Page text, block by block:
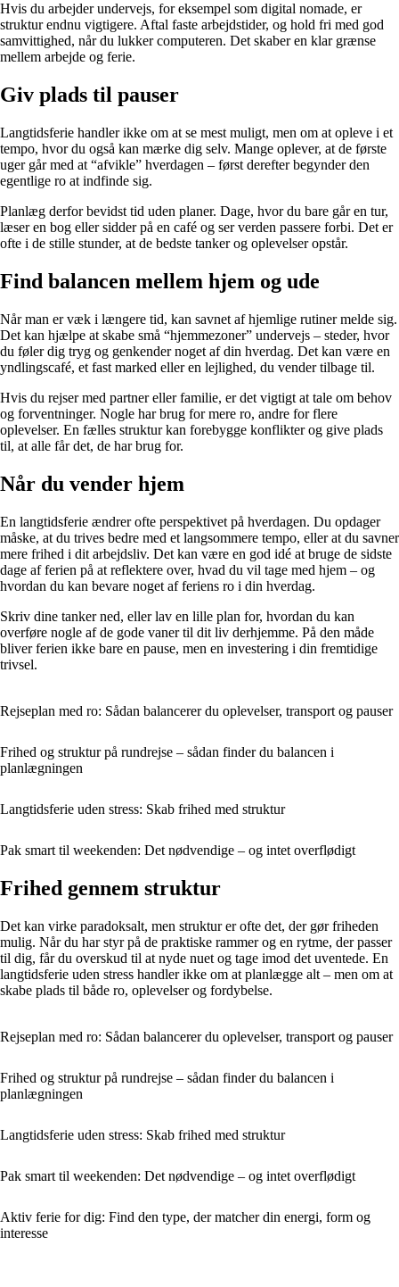
Hvis du arbejder undervejs, for eksempel som digital nomade, er
struktur endnu vigtigere. Aftal faste arbejdstider, og hold fri med god
samvittighed, når du lukker computeren. Det skaber en klar grænse
mellem arbejde og ferie.
Giv plads til pauser
Langtidsferie handler ikke om at se mest muligt, men om at opleve i et
tempo, hvor du også kan mærke dig selv. Mange oplever, at de første
uger går med at “afvikle” hverdagen – først derefter begynder den
egentlige ro at indfinde sig.
Planlæg derfor bevidst tid uden planer. Dage, hvor du bare går en tur,
læser en bog eller sidder på en café og ser verden passere forbi. Det er
ofte i de stille stunder, at de bedste tanker og oplevelser opstår.
Find balancen mellem hjem og ude
Når man er væk i længere tid, kan savnet af hjemlige rutiner melde sig.
Det kan hjælpe at skabe små “hjemmezoner” undervejs – steder, hvor
du føler dig tryg og genkender noget af din hverdag. Det kan være en
yndlingscafé, et fast marked eller en lejlighed, du vender tilbage til.
Hvis du rejser med partner eller familie, er det vigtigt at tale om behov
og forventninger. Nogle har brug for mere ro, andre for flere
oplevelser. En fælles struktur kan forebygge konflikter og give plads
til, at alle får det, de har brug for.
Når du vender hjem
En langtidsferie ændrer ofte perspektivet på hverdagen. Du opdager
måske, at du trives bedre med et langsommere tempo, eller at du savner
mere frihed i dit arbejdsliv. Det kan være en god idé at bruge de sidste
dage af ferien på at reflektere over, hvad du vil tage med hjem – og
hvordan du kan bevare noget af feriens ro i din hverdag.
Skriv dine tanker ned, eller lav en lille plan for, hvordan du kan
overføre nogle af de gode vaner til dit liv derhjemme. På den måde
bliver ferien ikke bare en pause, men en investering i din fremtidige
trivsel.
Rejseplan med ro: Sådan balancerer du oplevelser, transport og pauser
Frihed og struktur på rundrejse – sådan finder du balancen i
planlægningen
Langtidsferie uden stress: Skab frihed med struktur
Pak smart til weekenden: Det nødvendige – og intet overflødigt
Frihed gennem struktur
Det kan virke paradoksalt, men struktur er ofte det, der gør friheden
mulig. Når du har styr på de praktiske rammer og en rytme, der passer
til dig, får du overskud til at nyde nuet og tage imod det uventede. En
langtidsferie uden stress handler ikke om at planlægge alt – men om at
skabe plads til både ro, oplevelser og fordybelse.
Rejseplan med ro: Sådan balancerer du oplevelser, transport og pauser
Frihed og struktur på rundrejse – sådan finder du balancen i
planlægningen
Langtidsferie uden stress: Skab frihed med struktur
Pak smart til weekenden: Det nødvendige – og intet overflødigt
Aktiv ferie for dig: Find den type, der matcher din energi, form og
interesse